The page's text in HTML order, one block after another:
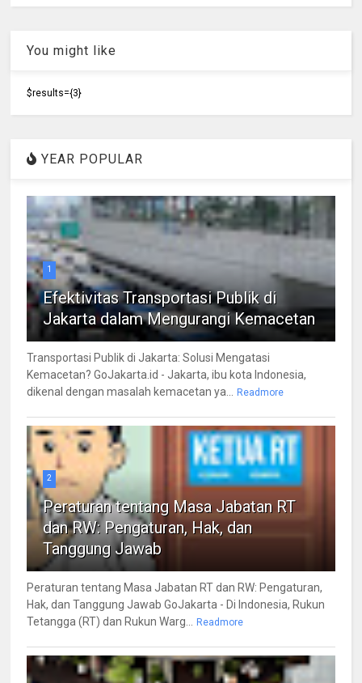
You might like
$results={3}
YEAR POPULAR
1
Efektivitas Transportasi Publik di
Jakarta dalam Mengurangi Kemacetan
Transportasi Publik di Jakarta: Solusi Mengatasi
Kemacetan? GoJakarta.id - Jakarta, ibu kota Indonesia,
dikenal dengan masalah kemacetan ya... Readmore
2
Peraturan tentang Masa Jabatan RT
dan RW: Pengaturan, Hak, dan
Tanggung Jawab
Peraturan tentang Masa Jabatan RT dan RW: Pengaturan,
Hak, dan Tanggung Jawab GoJakarta - Di Indonesia, Rukun
Tetangga (RT) dan Rukun Warg... Readmore